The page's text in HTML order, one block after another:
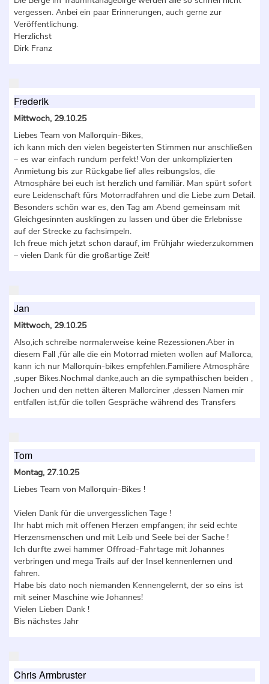
vergessen. Anbei ein paar Erinnerungen, auch gerne zur
Veröffentlichung.
Herzlichst
Dirk Franz
Frederik
Mittwoch, 29.10.25
Liebes Team von Mallorquin-Bikes,
ich kann mich den vielen begeisterten Stimmen nur anschließen
– es war einfach rundum perfekt! Von der unkomplizierten
Anmietung bis zur Rückgabe lief alles reibungslos, die
Atmosphäre bei euch ist herzlich und familiär. Man spürt sofort
eure Leidenschaft fürs Motorradfahren und die Liebe zum Detail.
Besonders schön war es, den Tag am Abend gemeinsam mit
Gleichgesinnten ausklingen zu lassen und über die Erlebnisse
auf der Strecke zu fachsimpeln.
Ich freue mich jetzt schon darauf, im Frühjahr wiederzukommen
– vielen Dank für die großartige Zeit!
Jan
Mittwoch, 29.10.25
Also,ich schreibe normalerweise keine Rezessionen.Aber in
diesem Fall ,für alle die ein Motorrad mieten wollen auf Mallorca,
kann ich nur Mallorquin-bikes empfehlen.Familiere Atmosphäre
,super Bikes.Nochmal danke,auch an die sympathischen beiden ,
Jochen und den netten älteren Mallorciner ,dessen Namen mir
entfallen ist,für die tollen Gespräche während des Transfers
Tom
Montag, 27.10.25
Liebes Team von Mallorquin-Bikes !
Vielen Dank für die unvergesslichen Tage !
Ihr habt mich mit offenen Herzen empfangen; ihr seid echte
Herzensmenschen und mit Leib und Seele bei der Sache !
Ich durfte zwei hammer Offroad-Fahrtage mit Johannes
verbringen und mega Trails auf der Insel kennenlernen und
fahren.
Habe bis dato noch niemanden Kennengelernt, der so eins ist
mit seiner Maschine wie Johannes!
Vielen Lieben Dank !
Bis nächstes Jahr
Chris Armbruster